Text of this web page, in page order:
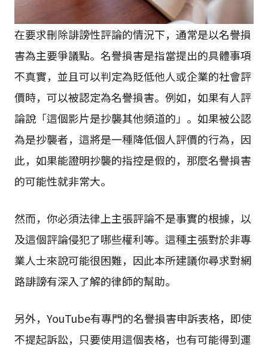
在要求刪除誹謗性評論的情況下，通常是以名譽損
害為主要爭議點。名譽損害是指當提出的具體事項
不真實，並且可以判定為貶低他人或企業的社會評
價時，可以被認定為名譽損害。例如，如果有人評
論說「這個影片是抄襲其他頻道的」。如果被公認
為是抄襲者，這將是一種降低個人評價的行為，因
此，如果能證明抄襲的指控是假的，那麼名譽損害
的可能性就非常大。
然而，你必須法律上主張評論不是事實的根據，以
及這個評論侵犯了哪些權利等。這種主張對於非專
業人士來說可能很困難，因此本所建議你尋求對網
路誹謗有深入了解的律師的幫助。
另外，YouTube有專門的名譽損害申訴表格，即使
不提起訴訟，只要使用這個表格，也有可能得到運